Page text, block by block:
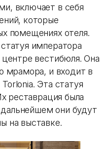
включает в себя
которые
помещениях отеля.
императора
центре вестибюля. Она
мрамора, и входит в
Эта статуя
реставрация была
они будут
на выставке.